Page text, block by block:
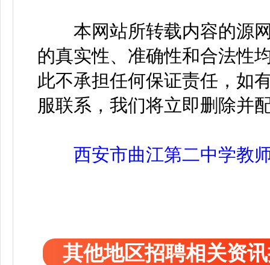
本网站所转载内容的源网
的真实性、准确性和合法性
此不承担任何保证责任，如
服联系，我们将立即删除并
西安市曲江第二中学教
其他地区招聘相关资